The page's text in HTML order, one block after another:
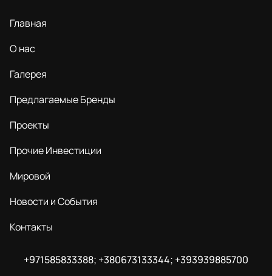
Главная
О нас
Галерея
Предлагаемые Бренды
Проекты
Прочие Инвестиции
Мировой
Новости и События
Контакты
+971585833388; +380673133344; +393939885700